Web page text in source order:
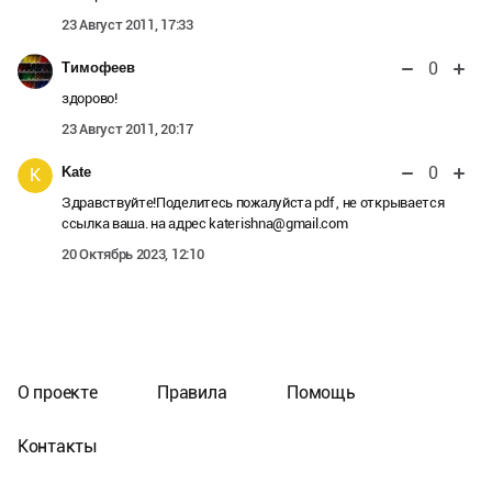
23 Август 2011, 17:33
Тимофеев 0
здорово!
23 Август 2011, 20:17
K Kate 0
Здравствуйте!Поделитесь пожалуйста pdf , не открывается
ссылка ваша. на адрес katerishna@gmail.com
20 Октябрь 2023, 12:10
О проекте Правила Помощь
Контакты